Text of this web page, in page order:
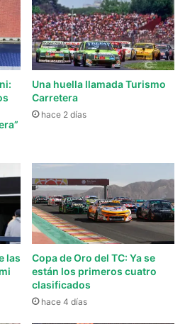
Una huella llamada Turismo
Carretera
hace 2 días
las
Copa de Oro del TC: Ya se
están los primeros cuatro
clasificados
hace 4 días